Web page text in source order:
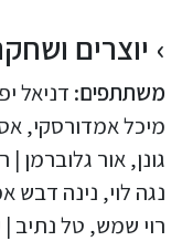
יוצרים
משתתפים: דניאל
מיכל אמדורסקי,
גונן, אור גלוברמן
נגה לוי, נינה דבש
רוי שמש, טל נתיב |